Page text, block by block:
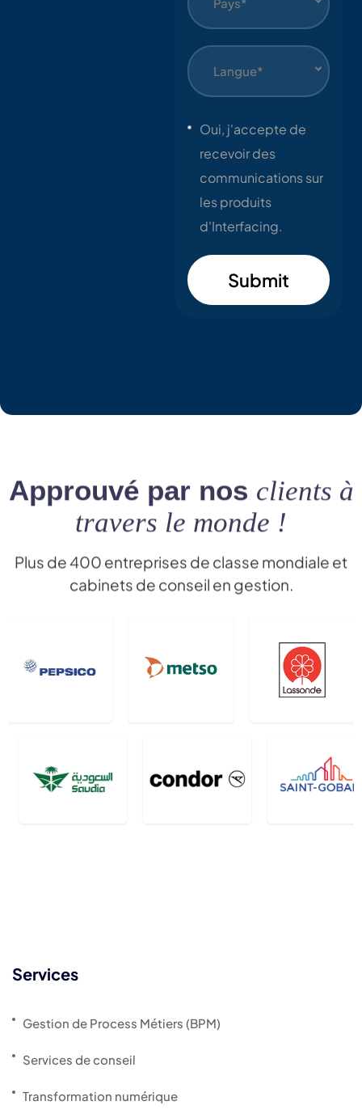
Langue*
Oui, j'accepte de
recevoir des
communications sur
les produits
d'Interfacing.
Submit
Approuvé par nos clients à
travers le monde !
Plus de 400 entreprises de classe mondiale et
cabinets de conseil en gestion.
Services
Gestion de Process Métiers (BPM)
Services de conseil
Transformation numérique